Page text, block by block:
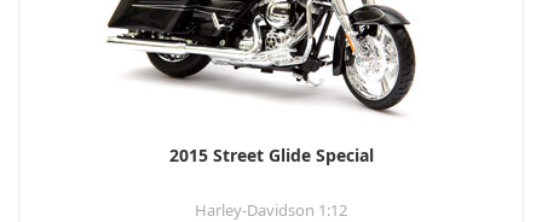
2015 Street Glide Special
Harley-Davidson 1:12